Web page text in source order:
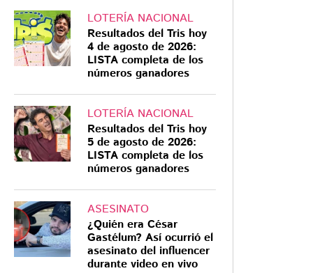
LOTERÍA NACIONAL
Resultados del Tris hoy
4 de agosto de 2026:
LISTA completa de los
números ganadores
LOTERÍA NACIONAL
Resultados del Tris hoy
5 de agosto de 2026:
LISTA completa de los
números ganadores
ASESINATO
¿Quién era César
Gastélum? Así ocurrió el
asesinato del influencer
durante video en vivo